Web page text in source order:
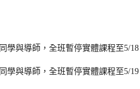
學與導師，全班暫停實體課程至5/18
學與導師，全班暫停實體課程至5/19